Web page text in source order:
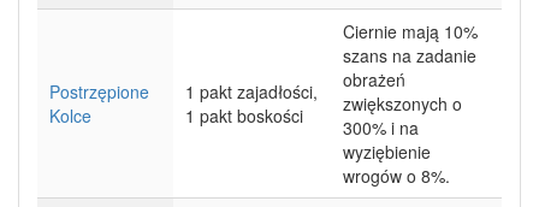
Postrzępione
Kolce
1 pakt zajadłości,
1 pakt boskości
Ciernie mają 10%
szans na zadanie
obrażeń
zwiększonych o
300% i na
wyziębienie
wrogów o 8%.